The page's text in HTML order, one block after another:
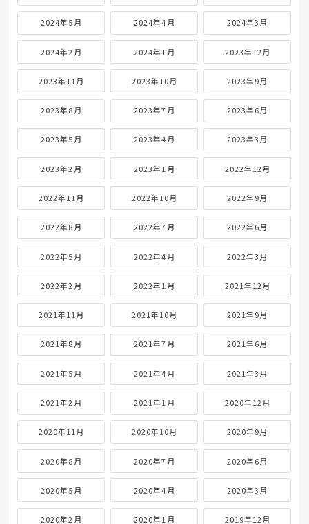
2024年5月 2024年4月 2024年3月
2024年2月 2024年1月 2023年12月
2023年11月 2023年10月 2023年9月
2023年8月 2023年7月 2023年6月
2023年5月 2023年4月 2023年3月
2023年2月 2023年1月 2022年12月
2022年11月 2022年10月 2022年9月
2022年8月 2022年7月 2022年6月
2022年5月 2022年4月 2022年3月
2022年2月 2022年1月 2021年12月
2021年11月 2021年10月 2021年9月
2021年8月 2021年7月 2021年6月
2021年5月 2021年4月 2021年3月
2021年2月 2021年1月 2020年12月
2020年11月 2020年10月 2020年9月
2020年8月 2020年7月 2020年6月
2020年5月 2020年4月 2020年3月
2020年2月 2020年1月 2019年12月